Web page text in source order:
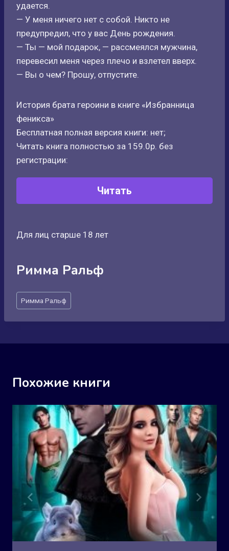
удается.
— У меня ничего нет с собой. Никто не
предупредил, что у вас День рождения.
— Ты — мой подарок, — рассмеялся мужчина,
перевесил меня через плечо и взлетел вверх.
— Вы о чем? Прошу, отпустите.
История брата героини в книге «Избранница
феникса»
Бесплатная полная версия книги: нет;
Читать книга полностью за 159.0р. без
регистрации:
Читать
Для лиц старше 18 лет
Римма Ральф
Метки
записи:
Римма Ральф
Похожие книги